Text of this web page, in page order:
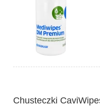
Chusteczki